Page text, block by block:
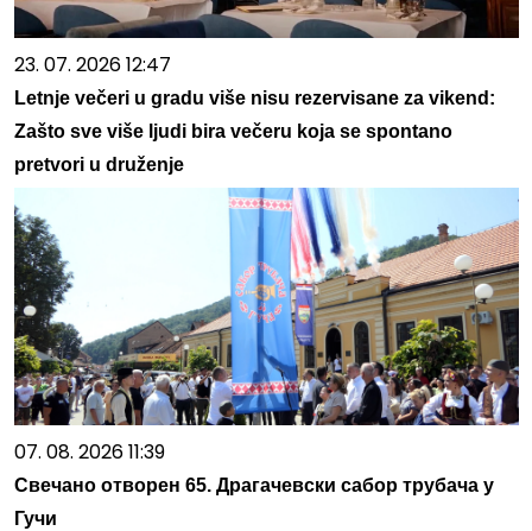
23. 07. 2026 12:47
Letnje večeri u gradu više nisu rezervisane za vikend:
Zašto sve više ljudi bira večeru koja se spontano
pretvori u druženje
07. 08. 2026 11:39
Свечано отворен 65. Драгачевски сабор трубача у
Гучи